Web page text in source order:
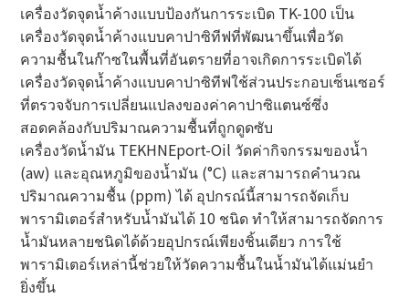
เครื่องวัดจุดน้ำค้างแบบป้องกันการระเบิด TK-100 เป็น
เครื่องวัดจุดน้ำค้างแบบคาปาซิทีฟที่พัฒนาขึ้นเพื่อวัด
ความชื้นในก๊าซในพื้นที่อันตรายที่อาจเกิดการระเบิดได้
เครื่องวัดจุดน้ำค้างแบบคาปาซิทีฟใช้ส่วนประกอบเซ็นเซอร์
ที่ตรวจจับการเปลี่ยนแปลงของค่าคาปาซิแตนซ์ซึ่ง
สอดคล้องกับปริมาณความชื้นที่ถูกดูดซับ
เครื่องวัดน้ำมัน TEKHNEport-Oil วัดค่ากิจกรรมของน้ำ
(aw) และอุณหภูมิของน้ำมัน (°C) และสามารถคำนวณ
ปริมาณความชื้น (ppm) ได้ อุปกรณ์นี้สามารถจัดเก็บ
พารามิเตอร์สำหรับน้ำมันได้ 10 ชนิด ทำให้สามารถจัดการ
น้ำมันหลายชนิดได้ด้วยอุปกรณ์เพียงชิ้นเดียว การใช้
พารามิเตอร์เหล่านี้ช่วยให้วัดความชื้นในน้ำมันได้แม่นยำ
ยิ่งขึ้น